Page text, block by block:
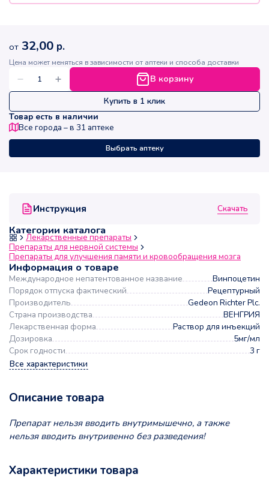
Инструкция Скачать
Категории каталога
Лекарственные препараты
Препараты для нервной системы
Препараты для улучшения памяти и кровообращения мозга
Информация о товаре
Международное непатентованное название
Винпоцетин
Порядок отпуска фактический
Рецептурный
Производитель
Gedeon Richter Plc.
Страна производства
ВЕНГРИЯ
Лекарственная форма
Раствор для инъекций
Дозировка
5мг/мл
Срок годности
3 г
Все характеристики
Описание товара
Препарат нельзя вводить внутримышечно, а также
нельзя вводить внутривенно без разведения!
Характеристики товара
от 32,00 р.
Цена может меняться в зависимости от аптеки и способа доставки
В корзину
Купить в 1 клик
Товар есть в наличии
Все города – в 31 аптеке
Выбрать аптеку